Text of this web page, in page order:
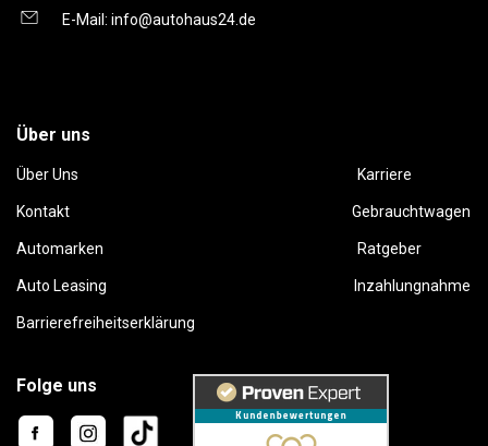
E-Mail: info@autohaus24.de
Über uns
Über Uns Karriere
Kontakt Gebrauchtwagen
Automarken Ratgeber
Auto Leasing Inzahlungnahme
Barrierefreiheitserklärung
Folge uns